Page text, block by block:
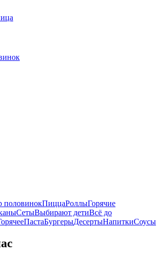
половинокПиццаРоллыГорячие
СетыВыбирают детиВсё до
ПастаБургерыДесертыНапиткиСоусы